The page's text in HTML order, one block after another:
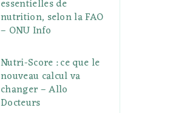
essentielles de
nutrition, selon la FAO
– ONU Info
Nutri-Score : ce que le
nouveau calcul va
changer – Allo
Docteurs